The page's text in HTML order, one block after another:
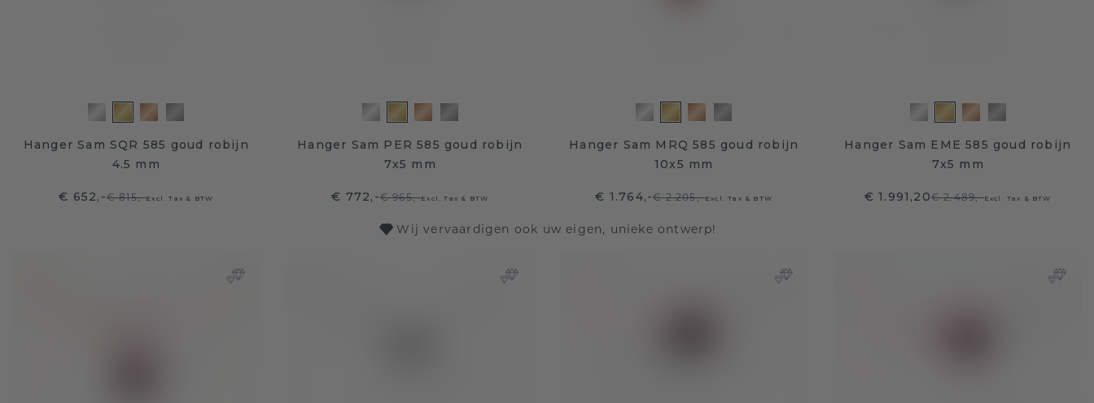
Hanger Sam SQR 585 goud robijn
4.5 mm
€ 652,-€ 815,-Excl. Tax & BTW
Hanger Sam PER 585 goud robijn
7x5 mm
€ 772,-€ 965,-Excl. Tax & BTW
Hanger Sam MRQ 585 goud robijn
10x5 mm
€ 1.764,-€ 2.205,-Excl. Tax & BTW
Hanger Sam EME 585 goud robijn
7x5 mm
€ 1.991,20€ 2.489,-Excl. Tax & BTW
Wij vervaardigen ook uw eigen, unieke ontwerp!